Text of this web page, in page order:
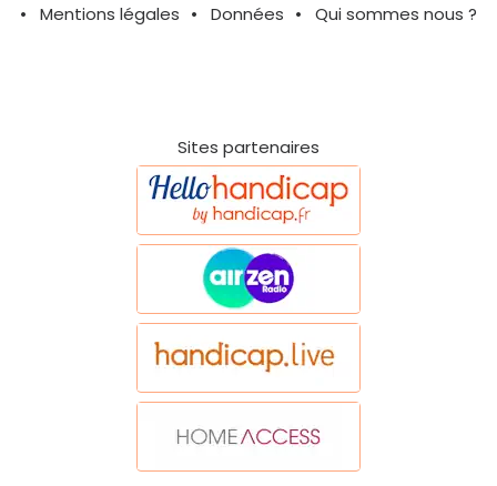
Mentions légales
Données Qui sommes nous ?
Sites partenaires